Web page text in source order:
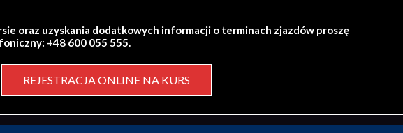
oraz uzyskania dodatkowych informacji o terminach zjazdów proszę
+48 600 055 555.
REJESTRACJA ONLINE NA KURS